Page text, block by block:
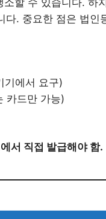
할 수 있습니다. 하
. 중요한 점은 법인
기에서 요구)
카드만 가능)
서 직접 발급해야 함.